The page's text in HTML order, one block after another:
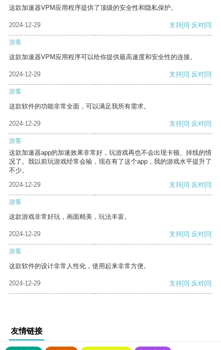
这款加速器VPM应用程序提供了顶级的安全性和隐私保护。
2024-12-29 支持[0] 反对[0]
游客
这款加速器VPM应用程序可以给你提供最高速度和安全性的连接。
2024-12-29 支持[0] 反对[0]
游客
这款软件的功能非常全面，可以满足我所有需求。
2024-12-29 支持[0] 反对[0]
游客
这款加速器app的加速效果非常好，玩游戏再也不会出现卡顿、掉线的情
况了。我以前玩游戏经常会输，现在有了这个app，我的游戏水平提升了
不少。
2024-12-29
支持[0] 反对[0]
游客
这款游戏非常好玩，画面精美，玩法丰富。
2024-12-29 支持[0] 反对[0]
游客
这款软件的设计非常人性化，使用起来非常方便。
2024-12-29 支持[0] 反对[0]
友情链接